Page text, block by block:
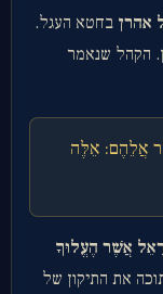
אהרן בחטא העגל.
הקהל שנאמר
אֲלֵהֶם: אֵלֶּה
אֲשֶׁר הֶעֱלוּךָ
את התיקון של